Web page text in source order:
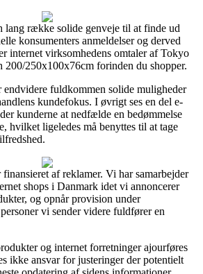
lang række solide genveje til at finde ud
konsumenters anmeldelser og derved
internet virksomhedens omtaler af Tokyo
200/250x100x76cm forinden du shopper.
endvidere fuldkommen solide muligheder
kundefokus. I øvrigt ses en del e-
kunderne at nedfælde en bedømmelse
hvilket ligeledes må benyttes til at tage
af reklamer. Vi har samarbejder
shops i Danmark idet vi annoncerer
og opnår provision under
vi sender videre fuldfører en
og internet forretninger ajourføres
ikke ansvar for justeringer der potentielt